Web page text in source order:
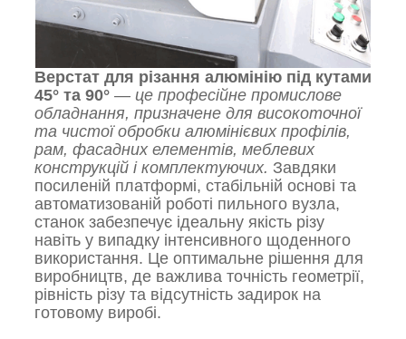
Верстат для різання алюмінію під кутами
45° та 90° — це професійне промислове
обладнання, призначене для високоточної
та чистої обробки алюмінієвих профілів,
рам, фасадних елементів, меблевих
конструкцій і комплектуючих. Завдяки
посиленій платформі, стабільній основі та
автоматизованій роботі пильного вузла,
станок забезпечує ідеальну якість різу
навіть у випадку інтенсивного щоденного
використання. Це оптимальне рішення для
виробництв, де важлива точність геометрії,
рівність різу та відсутність задирок на
готовому виробі.